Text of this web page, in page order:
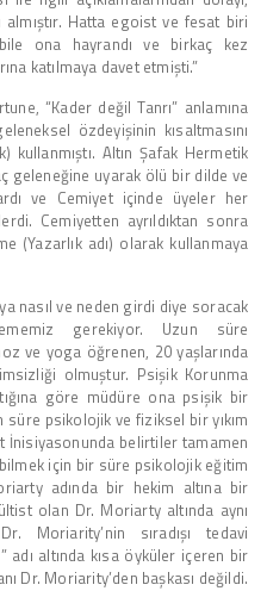
Hatta egoist ve fesat biri
ona hayrandı ve birkaç kez
katılmaya davet etmişti.”
“Kader değil Tanrı” anlamına
özdeyişinin kısaltmasını
Altın Şafak Hermetik
geleneğine uyarak ölü bir dilde ve
ve Cemiyet içinde üyeler her
Cemiyetten ayrıldıktan sonra
(Yazarlık adı) olarak kullanmaya
nasıl ve neden girdi diye soracak
gerekiyor. Uzun süre
ve yoga öğrenen, 20 yaşlarında
olmuştur. Psişik Korunma
göre müdüre ona psişik bir
süre psikolojik ve fiziksel bir yıkım
İnisiyasonunda belirtiler tamamen
için bir süre psikolojik eğitim
adında bir hekim altına bir
olan Dr. Moriarty altında aynı
Moriarity’nin sıradışı tedavi
adı altında kısa öyküler içeren bir
Dr. Moriarity’den başkası değildi.